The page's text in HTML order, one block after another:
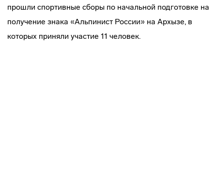
прошли спортивные сборы по начальной подготовке на
получение знака «Альпинист России» на Архызе, в
которых приняли участие 11 человек.